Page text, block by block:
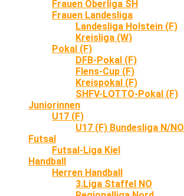
Frauen Oberliga SH
Frauen Landesliga
Landesliga Holstein (F)
Kreisliga (W)
Pokal (F)
DFB-Pokal (F)
Flens-Cup (F)
Kreispokal (F)
SHFV-LOTTO-Pokal (F)
Juniorinnen
U17 (F)
U17 (F) Bundesliga N/NO
Futsal
Futsal-Liga Kiel
Handball
Herren Handball
3.Liga Staffel NO